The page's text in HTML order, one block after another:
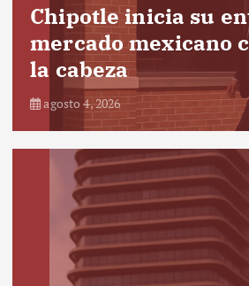
Chipotle inicia su
mercado mexicano
la cabeza
agosto 4, 2026